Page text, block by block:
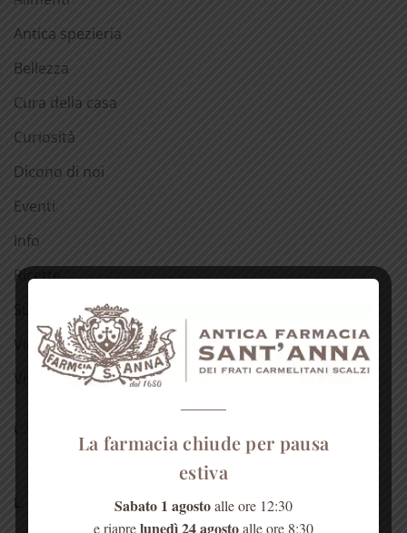
Antica spezieria
Bellezza
Cura della casa
Curiosità
Dicono di noi
Eventi
Info
Ricette
Suggerimenti
Video
Visite
CALENDARIO ARTICOLI
Agosto 2026
M G V
La farmacia chiude per pausa
estiva
Sabato 1 agostoalle ore 12:30
e riaprelunedì 24 agostoalle ore 8:30